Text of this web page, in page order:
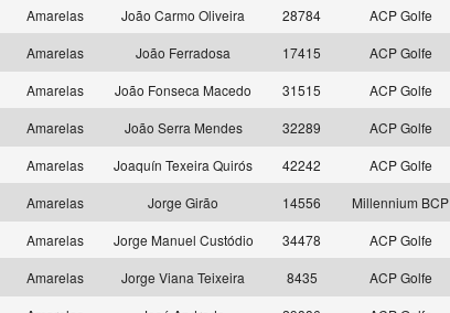
Amarelas João Carmo Oliveira 28784 ACP Golfe
Amarelas João Ferradosa 17415 ACP Golfe
Amarelas João Fonseca Macedo 31515 ACP Golfe
Amarelas João Serra Mendes 32289 ACP Golfe
Amarelas Joaquín Texeira Quirós 42242 ACP Golfe
Amarelas Jorge Girão 14556 Millennium BCP
Amarelas Jorge Manuel Custódio 34478 ACP Golfe
Amarelas Jorge Viana Teixeira 8435 ACP Golfe